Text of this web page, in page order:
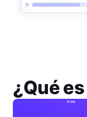
¿Qué es